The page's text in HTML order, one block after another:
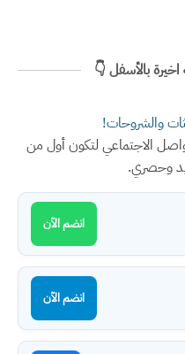
بالأسفل 👇
والشروحات!
الاجتماعي لتكون أول من
وحصري.
انضم الآن
انضم الآن